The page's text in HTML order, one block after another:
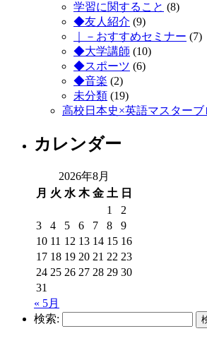
学習に関すること (8)
◆友人紹介 (9)
｜－おすすめセミナー (7)
◆大学講師 (10)
◆スポーツ (6)
◆音楽 (2)
未分類 (19)
高校日本史×英語マスターブ
カレンダー
2026年8月
月 火 水 木 金 土 日
1
2
3
4 5 6 7 8
9
10 11 12 13 14 15 16
17 18 19 20 21 22 23
24 25 26 27 28 29 30
31
« 5月
検索: